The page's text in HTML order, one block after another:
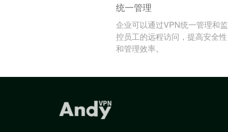
统一管理
企业可以通过VPN统一管理和监
控员工的远程访问，提高安全性
和管理效率。